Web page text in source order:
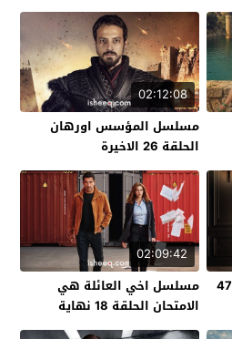
02:12:08
مسلسل المؤسس اورهان
الحلقة 26 الاخيرة
02:09:42
مسلسل اخي العائلة هي
الامتحان الحلقة 18 نهاية
الموسم